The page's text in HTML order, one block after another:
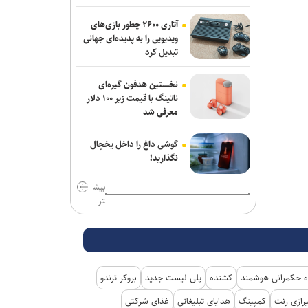
سوریه
دریادار سیاری: امروز هر خبر دقیق، تیری بر
قلب امپراطوری دروغ است
هشدار درباره کاهش شدید ذخایر
موشک‌های پاتریوت آمریکا و کشور‌های
خلیج فارس
سناتور آمریکایی: جنگ غیرقانونی ترامپ
علیه ایران باید فوراً متوقف شود
نیوزویک: مقام‌های صهیونیست نگران
مدیر فرودگاه صنعاء: محاصره عربستان ۲۴
آتاری ۲۶۰۰ چطور بازی‌های
ویدیویی را به پدیده‌ای جهانی
تبدیل کرد
نخستین هدفون گیره‌ای
ناتینگ با قیمت زیر ۱۰۰ دلار
معرفی شد
گوشی داغ را داخل یخچال
نگذارید!
بیش
تر
حکمرانی هوشمند کشنده پلی لیست جدید
بروکر ترندو
رنت کمپینگ هدایای تبلیغاتی غذای شرکتی